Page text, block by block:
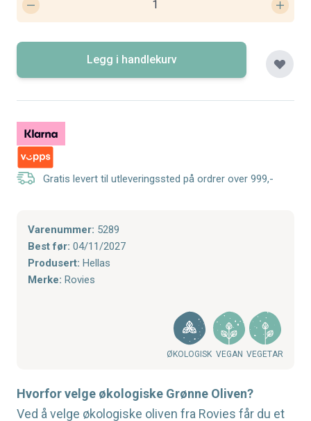
Legg i handlekurv
Gratis levert til utleveringssted på ordrer over 999,-
Varenummer: 5289
Best før: 04/11/2027
Produsert: Hellas
Merke: Rovies
ØKOLOGISK VEGAN VEGETAR
Hvorfor velge økologiske Grønne Oliven?
Ved å velge økologiske oliven fra Rovies får du et